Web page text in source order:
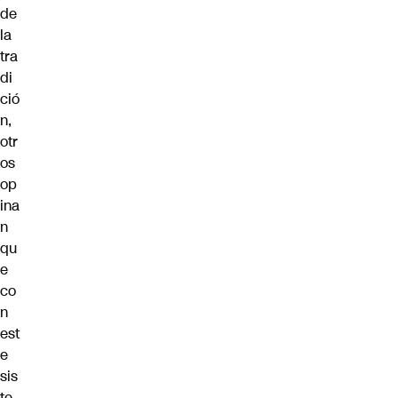
de
la
tra
di
ció
n,
otr
os
op
ina
n
qu
e
co
n
est
e
sis